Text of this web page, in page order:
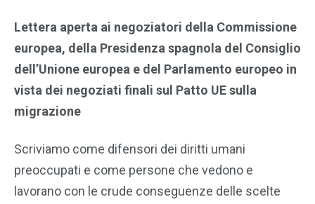
Lettera aperta ai negoziatori della Commissione
europea, della Presidenza spagnola del Consiglio
dell’Unione europea e del Parlamento europeo in
vista dei negoziati finali sul Patto UE sulla
migrazione
Scriviamo come difensori dei diritti umani
preoccupati e come persone che vedono e
lavorano con le crude conseguenze delle scelte